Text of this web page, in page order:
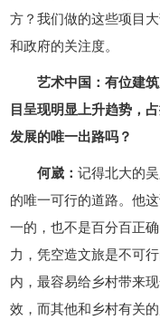
方？我们做的这些项目
和政府的关注度。
艺术中国：有位建
目呈现明显上升趋势，
发展的唯一出路吗？
何崴：记得北大的
的唯一可行的道路。他
一的，也不是百分百正
力，凭空造文旅是不可
内，最容易给乡村带来
效，而其他和乡村有关